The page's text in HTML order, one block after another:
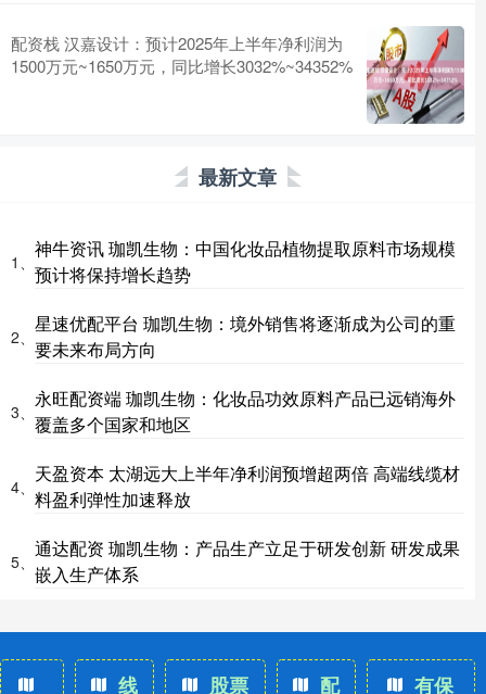
配资栈 汉嘉设计：预计2025年上半年净利润为
1500万元~1650万元，同比增长3032%~34352%
最新文章
1、
神牛资讯 珈凯生物：中国化妆品植物提取原料市场规模
预计将保持增长趋势
2、
星速优配平台 珈凯生物：境外销售将逐渐成为公司的重
要未来布局方向
3、
永旺配资端 珈凯生物：化妆品功效原料产品已远销海外
覆盖多个国家和地区
4、
天盈资本 太湖远大上半年净利润预增超两倍 高端线缆材
料盈利弹性加速释放
5、
通达配资 珈凯生物：产品生产立足于研发创新 研发成果
嵌入生产体系
线 股票 配 有保